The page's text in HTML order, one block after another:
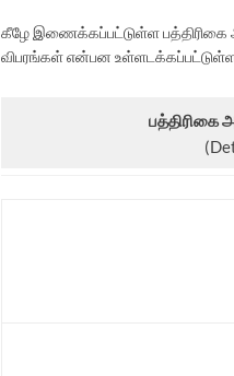
கீழே இணைக்கப்பட்டுள்ள பத்திரிகை
விபரங்கள் என்பன
பத்திரிகை